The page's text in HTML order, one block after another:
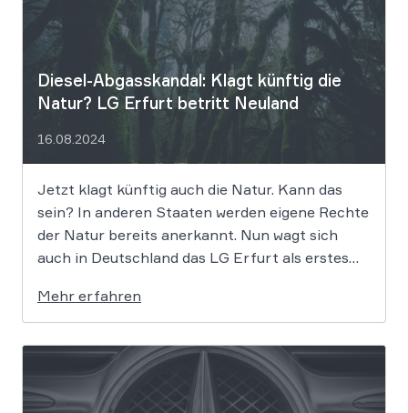
Diesel-Abgasskandal: Klagt künftig die
Natur? LG Erfurt betritt Neuland
16.08.2024
Jetzt klagt künftig auch die Natur. Kann das
sein? In anderen Staaten werden eigene Rechte
der Natur bereits anerkannt. Nun wagt sich
auch in Deutschland das LG Erfurt als erstes
Neuland. Und das ausgerechnet in einem Diesel-
Abgasskandal-Fall – den Käufer eines BMW […]
Mehr erfahren